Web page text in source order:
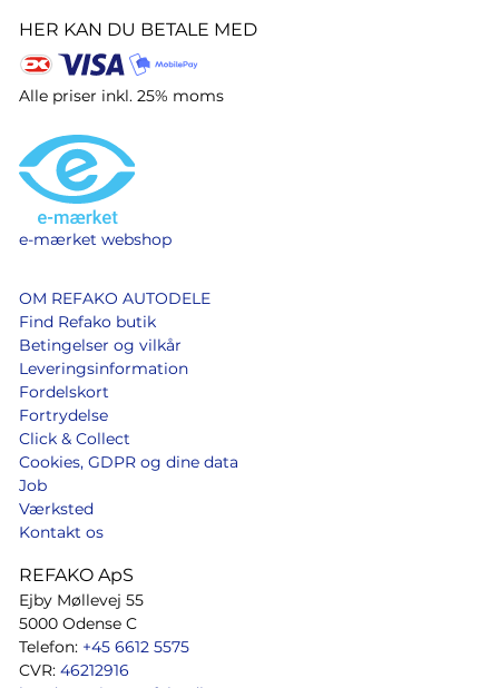
HER KAN DU BETALE MED
Alle priser inkl. 25% moms
e-mærket webshop
OM REFAKO AUTODELE
Find Refako butik
Betingelser og vilkår
Leveringsinformation
Fordelskort
Fortrydelse
Click & Collect
Cookies, GDPR og dine data
Job
Værksted
Kontakt os
REFAKO ApS
Ejby Møllevej 55
5000 Odense C
Telefon: +45 6612 5575
CVR: 46212916